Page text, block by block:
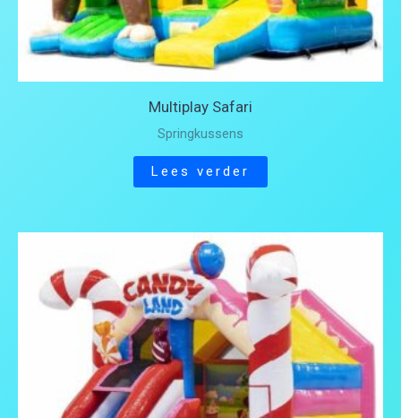
Multiplay Safari
Springkussens
Lees verder